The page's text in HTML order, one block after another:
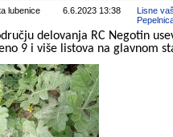
lubenice
6.6.2023 13:38
Lisne
delovanja RC Negotin
9 i više listova na glavnom